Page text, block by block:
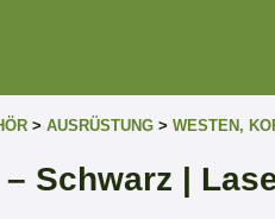
> AUSRÜSTUNG > WESTEN,
Schwarz |